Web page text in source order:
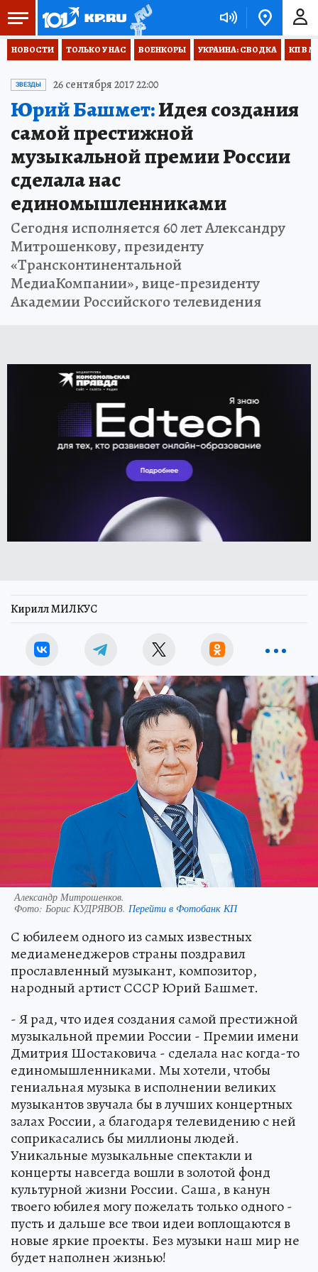
НОВОСТИ ТОЛЬКО У НАС ВОЕНКОРЫ УКРАИНА: СВОДКА КП В
ЗВЕЗДЫ 26 сентября 2017 22:00
Юрий Башмет:Идея создания
самой престижной
музыкальной премии России
сделала нас
единомышленниками
Сегодня исполняется 60 лет Александру
Митрошенкову, президенту
«Трансконтинентальной
МедиаКомпании», вице-президенту
Академии Российского телевидения
Кирилл МИЛКУС
Александр Митрошенков.
Фото: Борис КУДРЯВОВ. Перейти в Фотобанк КП
С юбилеем одного из самых известных
медиаменеджеров страны поздравил
прославленный музыкант, композитор,
народный артист СССР Юрий Башмет.
- Я рад, что идея создания самой престижной
музыкальной премии России - Премии имени
Дмитрия Шостаковича - сделала нас когда-то
единомышленниками. Мы хотели, чтобы
гениальная музыка в исполнении великих
музыкантов звучала бы в лучших концертных
залах России, а благодаря телевидению с ней
соприкасались бы миллионы людей.
Уникальные музыкальные спектакли и
концерты навсегда вошли в золотой фонд
культурной жизни России. Саша, в канун
твоего юбилея могу пожелать только одного -
пусть и дальше все твои идеи воплощаются в
новые яркие проекты. Без музыки наш мир не
будет наполнен жизнью!